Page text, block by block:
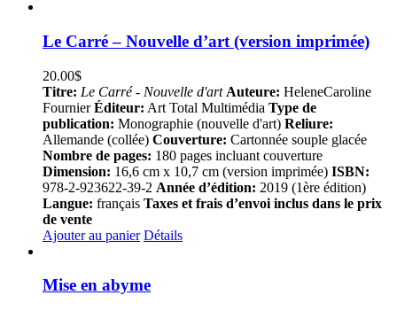
Le Carré – Nouvelle d’art (version imprimée)
20.00$
Titre: Le Carré - Nouvelle d'art Auteure: HeleneCaroline
FournierÉditeur: Art Total Multimédia Type de
publication: Monographie (nouvelle d'art) Reliure:
Allemande (collée) Couverture: Cartonnée souple glacée
Nombre de pages: 180 pages incluant couverture
Dimension: 16,6 cm x 10,7 cm (version imprimée) ISBN:
978-2-923622-39-2 Année d’édition: 2019 (1ère édition)
Langue: français Taxes et frais d’envoi inclus dans le prix
de vente
Ajouter au panier Détails
Mise en abyme